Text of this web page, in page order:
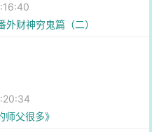
外财神穷鬼篇（二）
师父很多》